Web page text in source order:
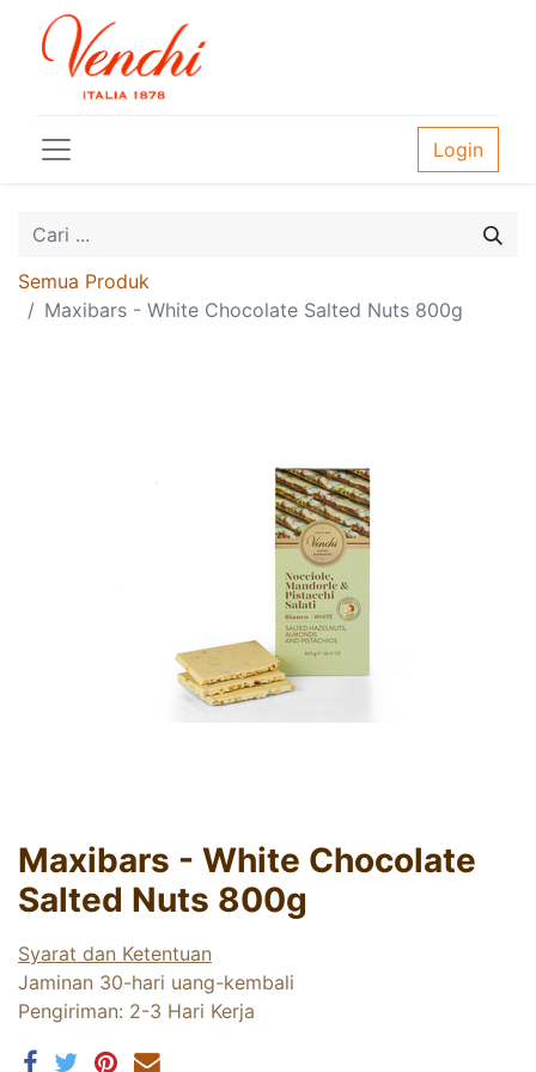
Login
Semua Produk
Maxibars - White Chocolate Salted Nuts 800g
Maxibars - White Chocolate
Salted Nuts 800g
Syarat dan Ketentuan
Jaminan 30-hari uang-kembali
Pengiriman: 2-3 Hari Kerja